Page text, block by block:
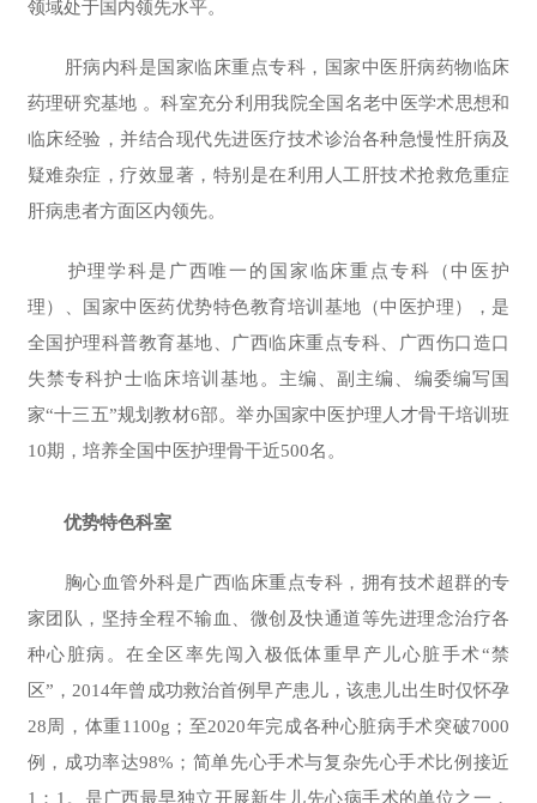
领域处于国内领先水平。
肝病内科是国家临床重点专科，国家中医肝病药物临床
药理研究基地 。科室充分利用我院全国名老中医学术思想和
临床经验，并结合现代先进医疗技术诊治各种急慢性肝病及
疑难杂症，疗效显著，特别是在利用人工肝技术抢救危重症
肝病患者方面区内领先。
护理学科是广西唯一的国家临床重点专科（中医护
理）、国家中医药优势特色教育培训基地（中医护理），是
全国护理科普教育基地、广西临床重点专科、广西伤口造口
失禁专科护士临床培训基地。主编、副主编、编委编写国
家“十三五”规划教材6部。举办国家中医护理人才骨干培训班
10期，培养全国中医护理骨干近500名。
优势特色科室
胸心血管外科是广西临床重点专科，拥有技术超群的专
家团队，坚持全程不输血、微创及快通道等先进理念治疗各
种心脏病。在全区率先闯入极低体重早产儿心脏手术“禁
区”，2014年曾成功救治首例早产患儿，该患儿出生时仅怀孕
28周，体重1100g；至2020年完成各种心脏病手术突破7000
例，成功率达98%；简单先心手术与复杂先心手术比例接近
1：1。是广西最早独立开展新生儿先心病手术的单位之一，